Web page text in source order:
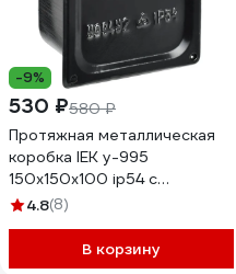
-9%
530 ₽580 ₽
Протяжная металлическая
коробка IEK у-995
150x150x100 ip54 с
уплотнителем UKO12-150-
4.8(8)
В корзину